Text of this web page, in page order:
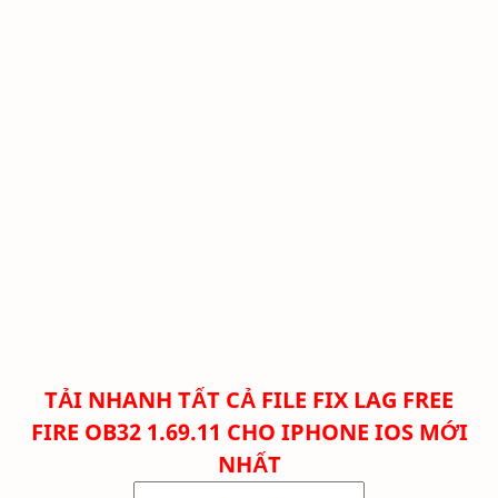
TẢI NHANH TẤT CẢ FILE FIX LAG FREE
FIRE OB32 1.69.11 CHO IPHONE IOS MỚI
NHẤT